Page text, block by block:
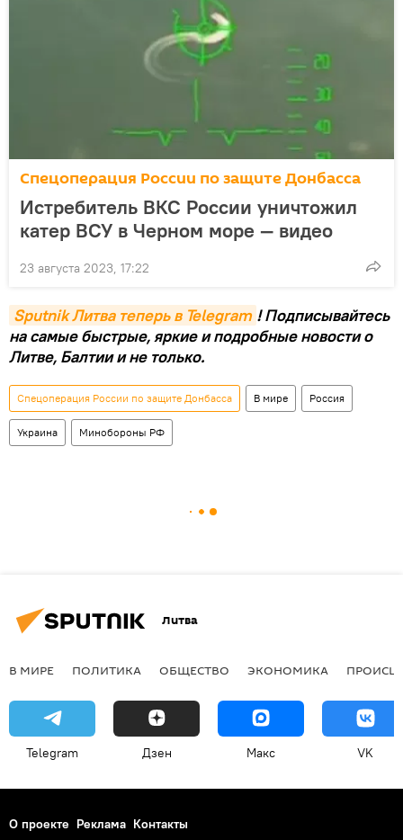
Спецоперация России по защите Донбасса
Истребитель ВКС России уничтожил
катер ВСУ в Черном море — видео
23 августа 2023, 17:22
Sputnik Литва теперь в Telegram ! Подписывайтесь
на самые быстрые, яркие и подробные новости о
Литве, Балтии и не только.
Спецоперация России по защите Донбасса В мире Россия
Украина Минобороны РФ
Литва
В МИРЕ ПОЛИТИКА ОБЩЕСТВО ЭКОНОМИКА
Telegram Дзен Макс VK
О проекте Реклама Контакты